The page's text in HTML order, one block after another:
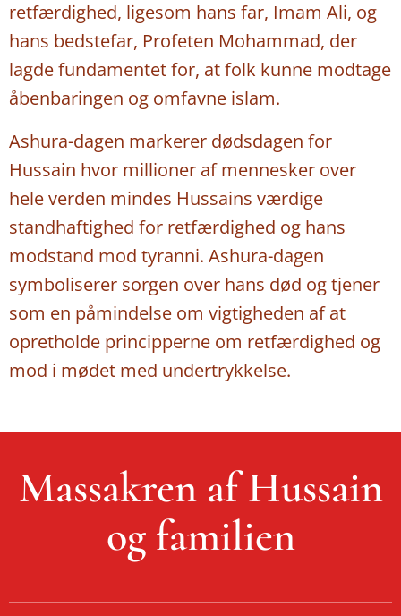
retfærdighed, ligesom hans far, Imam Ali, og
hans bedstefar, Profeten Mohammad, der
lagde fundamentet for, at folk kunne modtage
åbenbaringen og omfavne islam.
Ashura-dagen markerer dødsdagen for
Hussain hvor millioner af mennesker over
hele verden mindes Hussains værdige
standhaftighed for retfærdighed og hans
modstand mod tyranni. Ashura-dagen
symboliserer sorgen over hans død og tjener
som en påmindelse om vigtigheden af at
opretholde principperne om retfærdighed og
mod i mødet med undertrykkelse.
Massakren af Hussain
og familien